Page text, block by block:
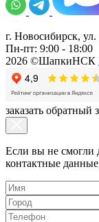
г. Новосибирск,
Пн-пт: 9:00 - 18:00
2026 ©ШапкиНСК
заказать обратный
Если вы не смогли
контактные